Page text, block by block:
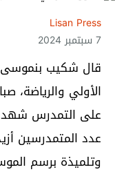
Lisan Press
7 سبتمبر 2024
قال شكيب بنموسى،
الأولي والرياضة،
على التمدرس شهد
وتلميذة برسم الموسم